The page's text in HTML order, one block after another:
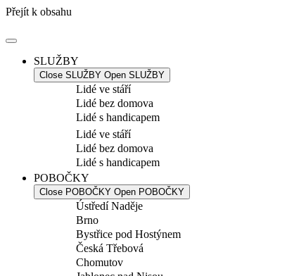
Přejít k obsahu
SLUŽBY
Close SLUŽBY Open SLUŽBY
Lidé ve stáří
Lidé bez domova
Lidé s handicapem
Lidé ve stáří
Lidé bez domova
Lidé s handicapem
POBOČKY
Close POBOČKY Open POBOČKY
Ústředí Naděje
Brno
Bystřice pod Hostýnem
Česká Třebová
Chomutov